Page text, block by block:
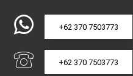
+62 370 7503773
+62 370 7503773